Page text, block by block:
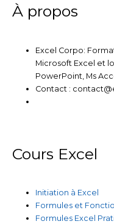
À propos
Excel Corpo:
Microsoft Excel et
PowerPoint, Ms
Contact :
Cours Excel
Initiation à Excel
Formules et
Formules Excel